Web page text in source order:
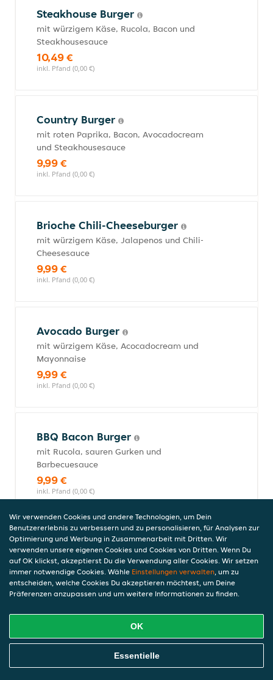
Steakhouse Burger
mit würzigem Käse, Rucola, Bacon und
Steakhousesauce
10,49 €
inkl. Pfand (0,00 €)
Country Burger
mit roten Paprika, Bacon, Avocadocream
und Steakhousesauce
9,99 €
inkl. Pfand (0,00 €)
Brioche Chili-Cheeseburger
mit würzigem Käse, Jalapenos und Chili-
Cheesesauce
9,99 €
inkl. Pfand (0,00 €)
Avocado Burger
mit würzigem Käse, Acocadocream und
Mayonnaise
9,99 €
inkl. Pfand (0,00 €)
BBQ Bacon Burger
mit Rucola, sauren Gurken und
Barbecuesauce
9,99 €
inkl. Pfand (0,00 €)
Champignon Zwiebel Burger
mit gebratenen Champignons, Zwiebeln
und Mayonnaise
9,99 €
inkl. Pfand (0,00 €)
Hamburger KlassikOnline Essen Bestellen
Wir verwenden Cookies und andere Technologien, um Dein
Benutzererlebnis zu verbessern und zu personalisieren, für Analysen zur
Optimierung und Werbung in Zusammenarbeit mit Dritten. Wir
verwenden unsere eigenen Cookies und Cookies von Dritten. Wenn Du
auf OK klickst, akzeptierst Du die Verwendung aller Cookies. Wir setzen
immer notwendige Cookies. Wähle Einstellungen verwalten, um zu
entscheiden, welche Cookies Du akzeptieren möchtest, um Deine
Präferenzen anzupassen und um weitere Informationen zu finden.
OK
Essentielle